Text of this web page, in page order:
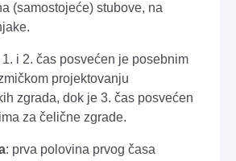
(samostojeće) stubove, na
1. i 2. čas posvećen je posebnim
projektovanju
zgrada, dok je 3. čas posvećen
za čelične zgrade.
: prva polovina prvog časa